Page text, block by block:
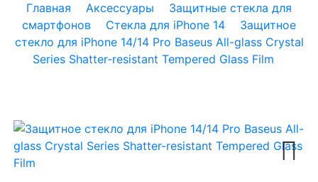
Главная Аксессуары
Защитные стекла для
смартфонов
Стекла для iPhone 14
Защитное
стекло для iPhone 14/14 Pro Baseus All-glass Crystal
Series Shatter-resistant Tempered Glass Film